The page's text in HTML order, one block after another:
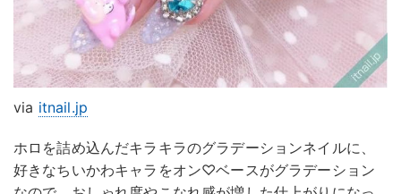
via itnail.jp
ホロを詰め込んだキラキラのグラデーションネイルに、
好きなちいかわキャラをオン♡ベースがグラデーション